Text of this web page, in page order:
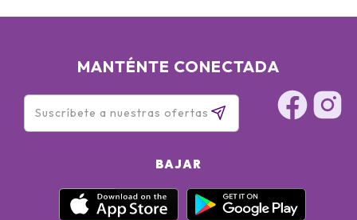
MANTÉNTE CONECTADA
BAJAR